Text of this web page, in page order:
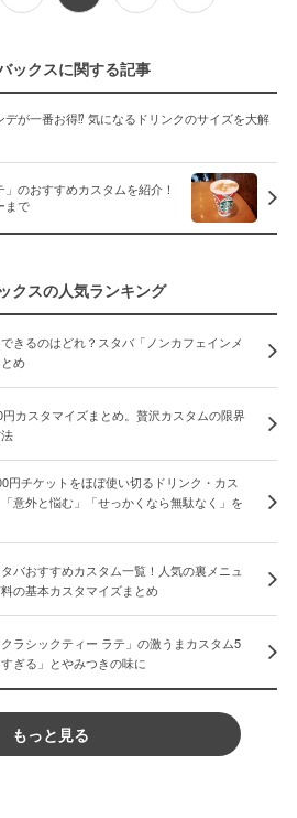
ックスに関する記事
デが一番お得⁉︎ 気になるドリンクのサイズを大解
のおすすめカスタムを紹介！
まで
クスの人気ランキング
きるのはどれ？スタバ「ノンカフェインメ
め
円カスタマイズまとめ。贅沢カスタムの限界
円チケットをほぼ使い切るドリンク・カス
意外と悩む」「せっかくなら無駄なく」を
タバおすすめカスタム一覧！人気の裏メニュ
の基本カスタマイズまとめ
クラシックティー ラテ」の激うまカスタム5
ぎる」とやみつきの味に
もっと見る